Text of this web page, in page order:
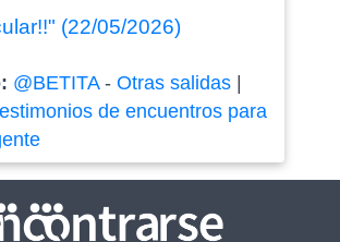
(22/05/2026)
@BETITA- Otras salidas|
de encuentros para